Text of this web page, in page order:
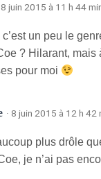
8 juin 2015 à 11 h 44
c’est un peu le
? Hilarant, mais
pour moi
· 8 juin 2015 à 12 h 42
plus drôle
je n’ai pas